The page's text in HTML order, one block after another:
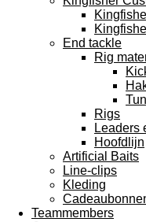
End tackle
Rig
Rigs
Leaders
Hoofdlijn
Artificial Baits
Line-clips
Kleding
Teammembers